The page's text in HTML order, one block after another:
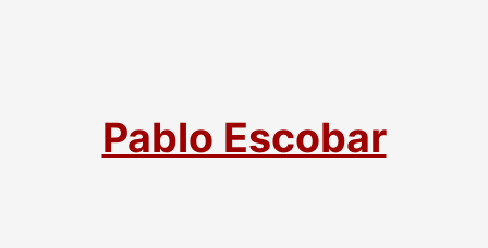
Pablo Escobar